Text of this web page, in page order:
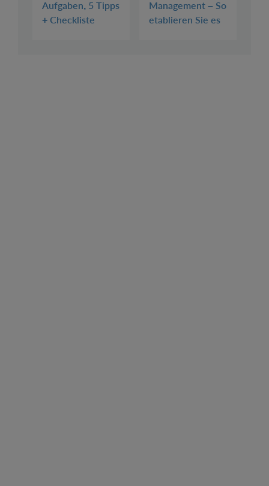
Aufgaben, 5 Tipps
+ Checkliste
Management – So
etablieren Sie es